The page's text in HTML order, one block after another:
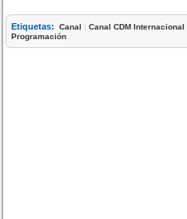
Etiquetas: Canal |Canal CDM Internacional
Programación